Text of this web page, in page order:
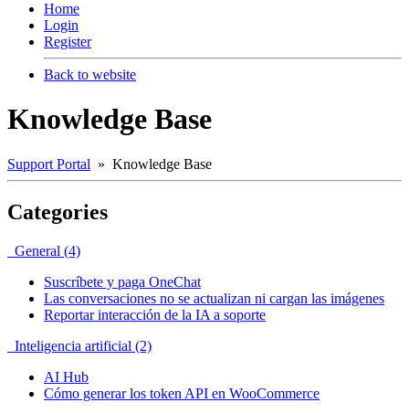
Home
Login
Register
Back to website
Knowledge Base
Support Portal » Knowledge Base
Categories
General (4)
Suscríbete y paga OneChat
Las conversaciones no se actualizan ni cargan las imágenes
Reportar interacción de la IA a soporte
Inteligencia artificial (2)
AI Hub
Cómo generar los token API en WooCommerce